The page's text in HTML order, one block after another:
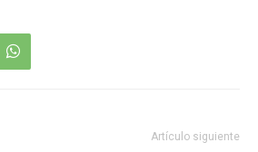
Artículo siguiente